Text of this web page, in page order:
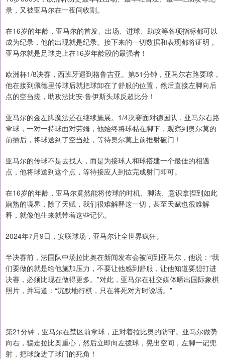
录，又被亚马尔在一夜间收割。
在16岁的年龄，亚马尔的首发、出场、进球、助攻等各项指标都可以
成为纪录，他的出现就是纪录。接下来的一切数据和表现都将证明，
亚马尔就是足球史上在16岁年龄段的最强者！
欧洲杯1/8决赛，西班牙遇到格鲁吉亚。第51分钟，亚马尔右路要球，
他在接到佩德里传球后就把球卸在了舒服的位置，然后直接左脚向后
点的空当搓，助攻法比安·鲁伊斯头球反超比分！
亚马尔的金左脚魔法还在继续施展。1/4决赛面对德国队，亚马尔右路
拿球，一对一持球面对劳姆，他始终将球黏在脚下，观察到奥尔莫的
前插后，将球送到了空当处，等待奥尔莫上前推射破门！
亚马尔的传球不是去找人，而是为接球人和球搭建一个最佳的相遇
点，他将球送到这个点，等待接应人到位完成射门即可。
在16岁的年龄，亚马尔竟然能将传球的时机、脚法、意识拿捏到如此
娴熟的境界，除了天赋，我们很难解释这一切，甚至天赋也很难解
释，就像他生来就带着这些记忆。
2024年7月9日，安联球场，亚马尔让全世界疯狂。
半决赛前，法国队中场拉比奥在新闻发布会被问到亚马尔，他说：“我
们要做的就是给他施加压力，不要让他感到舒服，让他知道要想打进
决赛，必须比现在做得更多。”对此，亚马尔在社交媒体晒出国际象棋
照片，并写道：“沉默地行棋，只在将死对方时说话。”
第21分钟，亚马尔在禁区前拿球，正对着拉比奥的防守。亚马尔做势
向右，骗走拉比奥重心，然后立即向左拨球，晃出空间，左脚一记兜
射，把球旋进了球门的死角！